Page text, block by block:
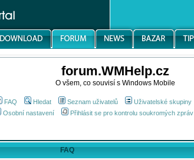
forum.WMHelp.cz
O všem, co souvisí s Windows Mobile
FAQ Hledat Seznam uživatelů Uživatelské skupiny
Osobní nastavení
Přihlásit se pro kontrolu soukromých zpráv
FAQ